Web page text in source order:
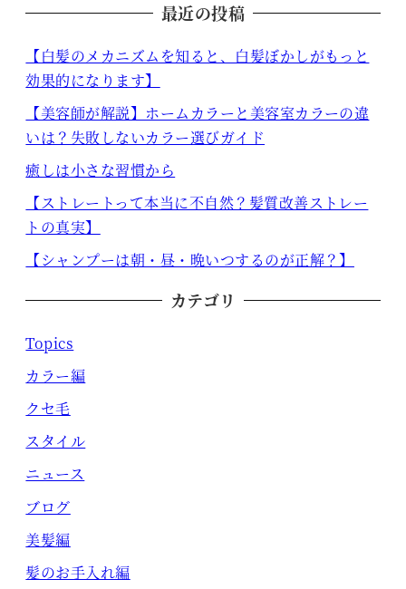
最近の投稿
【白髪のメカニズムを知ると、白髪ぼかしがもっと
効果的になります】
【美容師が解説】ホームカラーと美容室カラーの違
いは？失敗しないカラー選びガイド
癒しは小さな習慣から
【ストレートって本当に不自然？髪質改善ストレー
トの真実】
【シャンプーは朝・昼・晩いつするのが正解？】
カテゴリ
Topics
カラー編
クセ毛
スタイル
ニュース
ブログ
美髪編
髪のお手入れ編